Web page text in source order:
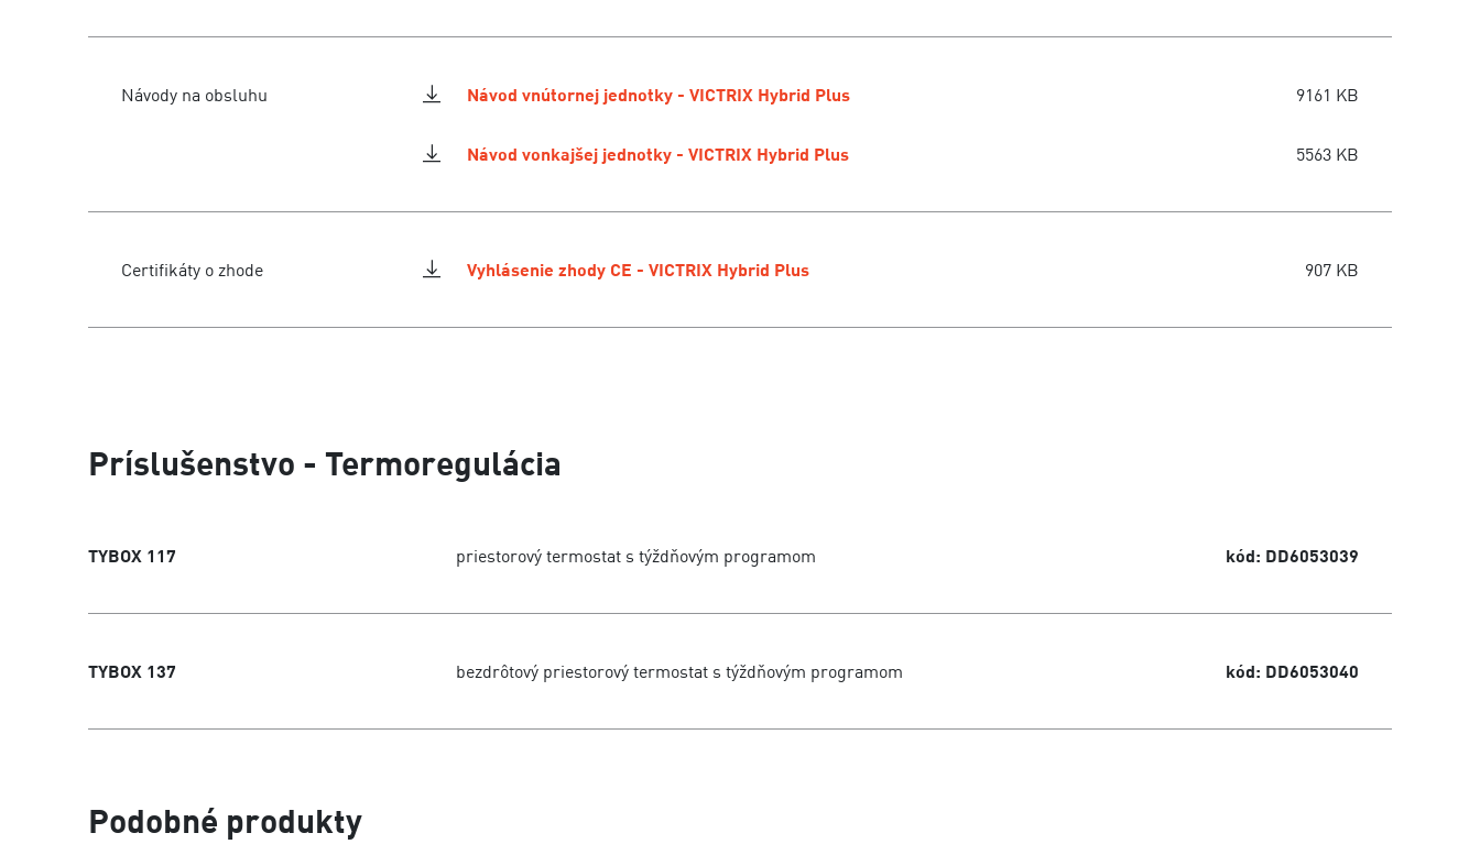
Návody na obsluhu Návod vnútornej jednotky - VICTRIX Hybrid Plus 9161 KB
Návod vonkajšej jednotky - VICTRIX Hybrid Plus 5563 KB
Certifikáty o zhode Vyhlásenie zhody CE - VICTRIX Hybrid Plus 907 KB
Príslušenstvo - Termoregulácia
TYBOX 117 priestorový termostat s týždňovým programom kód: DD6053039
TYBOX 137 bezdrôtový priestorový termostat s týždňovým programom kód: DD6053040
Podobné produkty